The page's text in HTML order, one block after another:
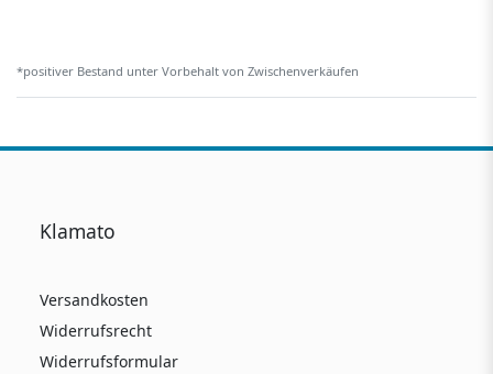
*positiver Bestand unter Vorbehalt von Zwischenverkäufen
Klamato
Versandkosten
Widerrufsrecht
Widerrufsformular